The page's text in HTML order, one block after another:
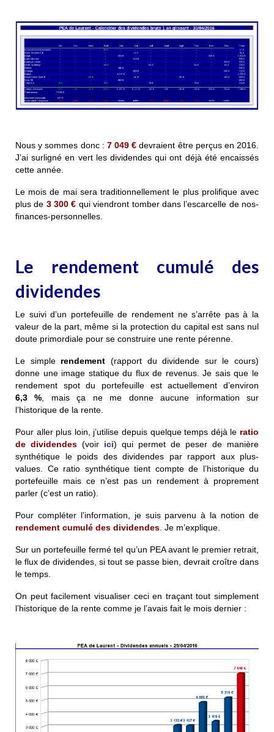
Nous y sommes donc : 7 049 €devraient être perçus en 2016.
J’ai surligné en vert les dividendes qui ont déjà été encaissés
cette année.
Le mois de mai sera traditionnellement le plus prolifiqueavec
plus de 3 300 € qui viendront tomber dans l’escarcelle de nos-
finances-personnelles.
Le rendement cumulé des
dividendes
Le suivi d’un portefeuille de rendement ne s’arrête pas à la
valeur de la part, même si la protection du capital est sans nul
doute primordiale pour se construire une rente pérenne.
Le simple rendement (rapport du dividende sur le cours)
donne une image statique du flux de revenus. Je sais que le
rendement spot du portefeuille est actuellement d’environ
6,3 % , mais ça ne me donne aucune information sur
l’historique de la rente.
Pour aller plus loin, j’utilise depuis quelque temps déjà le ratio
de dividendes (voir ici) qui permet de peser de manière
synthétique le poids des dividendes par rapport aux plus-
values. Ce ratio synthétique tient compte de l’historique du
portefeuille mais ce n’est pas un rendement à proprement
parler (c’est un ratio).
Pour compléter l’information, je suis parvenu à la notion de
rendement cumulé des dividendes . Je m’explique.
Sur un portefeuille fermé tel qu’un PEA avant le premier retrait,
le flux de dividendes, si tout se passe bien, devrait croître dans
le temps.
On peut facilement visualiser ceci en traçant tout simplement
l’historique de la rente comme je l’avais fait le mois dernier :